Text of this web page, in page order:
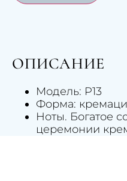
ОПИСАНИЕ
Модель: P13
Форма:
Ноты. Богатое
церемонии